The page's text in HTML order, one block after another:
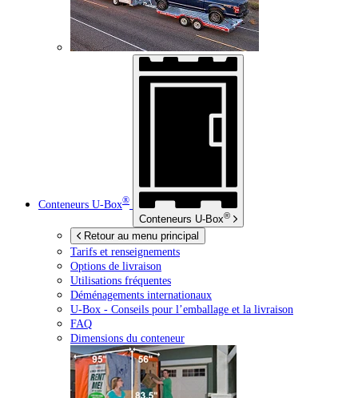
Conteneurs U-Box®
Conteneurs U-Box®
Retour au menu principal
Tarifs et renseignements
Options de livraison
Utilisations fréquentes
Déménagements internationaux
U-Box - Conseils pour l’emballage et la livraison
FAQ
Dimensions du conteneur